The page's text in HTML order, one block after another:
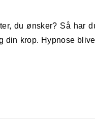
din krop. Hypnose